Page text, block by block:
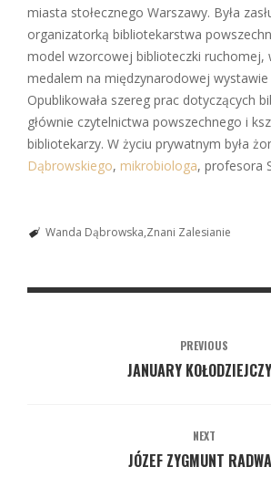
miasta stołecznego Warszawy. Była
organizatorką bibliotekarstwa
model wzorcowej biblioteczki ruchomej,
medalem na międzynarodowej wystawie
Opublikowała szereg prac dotyczących
głównie czytelnictwa powszechnego i
bibliotekarzy. W życiu prywatnym była
Dąbrowskiego, mikrobiologa, profesora
Wanda Dąbrowska Znani Zalesianie
PREVIOUS
JANUARY
NEXT
JÓZEF ZYGMUNT